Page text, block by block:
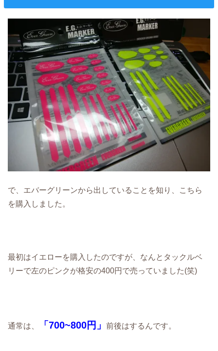
で、エバーグリーンから出していることを知り、こちら
を購入しました。
最初はイエローを購入したのですが、なんとタックルベ
リーで左のピンクが格安の400円で売っていました(笑)
通常は、 「700~800円」前後はするんです。